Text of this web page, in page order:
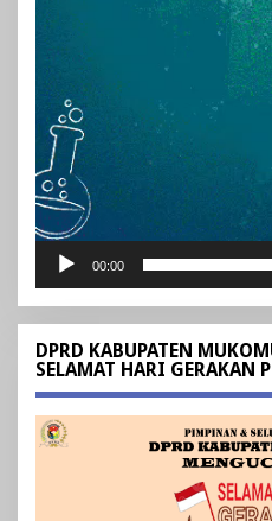
00:00
DPRD KABUPATEN
SELAMAT HARI GERAKAN